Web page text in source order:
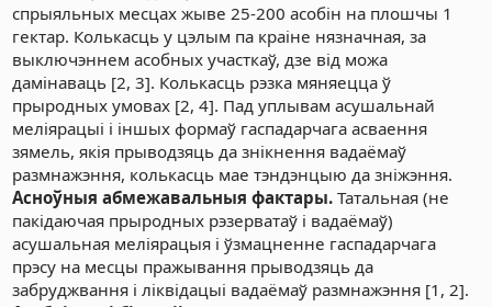
спрыяльных месцах жыве 25-200 асобін на плошчы 1
гектар. Колькасць у цэлым па краіне нязначная, за
выключэннем асобных участкаў, дзе від можа
дамінаваць [2, 3]. Колькасць рэзка мяняецца ў
прыродных умовах [2, 4]. Пад уплывам асушальнай
меліярацыі і іншых формаў гаспадарчага асваення
зямель, якія прыводзяць да знікнення вадаёмаў
размнажэння, колькасць мае тэндэнцыю да зніжэння.
Асноўныя абмежавальныя фактары.Татальная (не
пакідаючая прыродных рэзерватаў і вадаёмаў)
асушальная меліярацыя і ўзмацненне гаспадарчага
прэсу на месцы пражывання прыводзяць да
забруджвання і ліквідацыі вадаёмаў размнажэння [1, 2].